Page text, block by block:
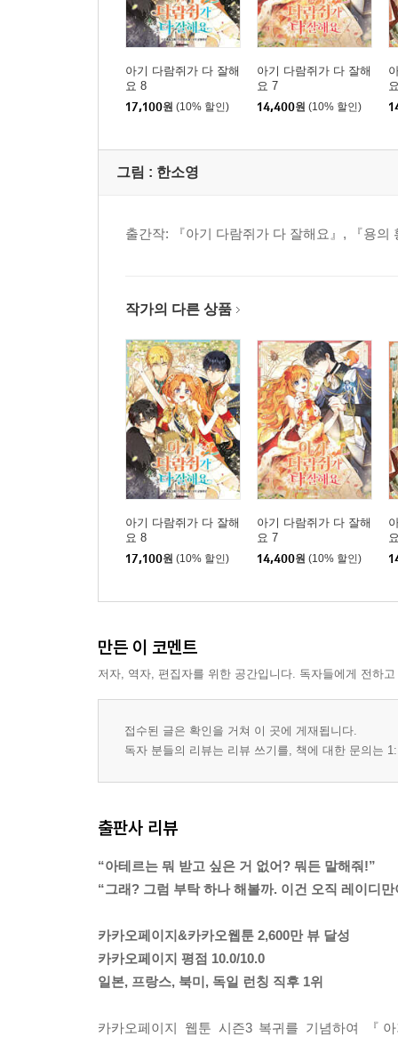
아기 다람쥐가 다 잘해
요 8
17,100원 (10% 할인)
아기 다람쥐가 다 잘해
요 7
14,400원 (10% 할인)
그림 : 한소영
출간작: 『아기 다람쥐가 다 잘해요』, 『용
작가의 다른 상품
아기 다람쥐가 다 잘해
요 8
17,100원 (10% 할인)
아기 다람쥐가 다 잘해
요 7
14,400원 (10% 할인)
만든 이 코멘트
저자, 역자, 편집자를 위한 공간입니다. 독자들에게 전하
접수된 글은 확인을 거쳐 이 곳에 게재됩니다.
독자 분들의 리뷰는 리뷰 쓰기를, 책에 대한 문의는
출판사 리뷰
“아테르는 뭐 받고 싶은 거 없어? 뭐든 말해줘!”
“그래? 그럼 부탁 하나 해볼까. 이건 오직 레이디
카카오페이지&카카오웹툰 2,600만 뷰 달성
카카오페이지 평점 10.0/10.0
일본, 프랑스, 북미, 독일 런칭 직후 1위
카카오페이지 웹툰 시즌3 복귀를 기념하여 『